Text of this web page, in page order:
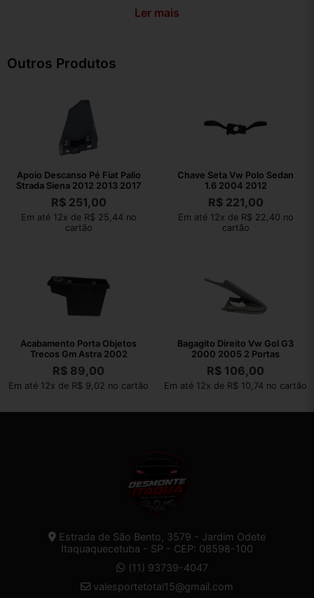
Ler mais
Outros Produtos
Apoio Descanso Pé Fiat Palio
Strada Siena 2012 2013 2017
R$251,00
Em até 12x de R$ 25,44 no
cartão
Chave Seta Vw Polo Sedan
1.6 2004 2012
R$221,00
Em até 12x de R$ 22,40 no
cartão
Acabamento Porta Objetos
Trecos Gm Astra 2002
R$ 89,00
Em até 12x de R$ 9,02 no cartão
Bagagito Direito Vw Gol G3
2000 2005 2 Portas
R$ 106,00
Em até 12x de R$ 10,74 no cartão
Estrada de São Bento, 3579 - Jardim Odete
Itaquaquecetuba - SP - CEP: 08598-100
(11) 93739-4047
valesportetotal15@gmail.com